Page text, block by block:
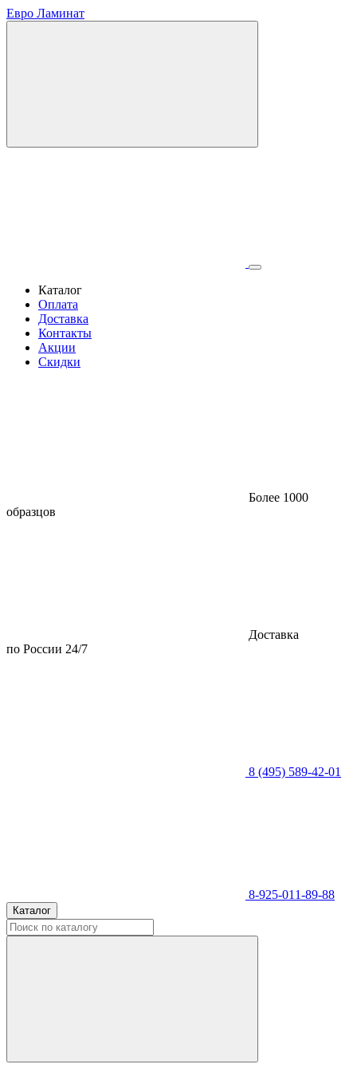
Евро Ламинат
Каталог
Оплата
Доставка
Контакты
Акции
Скидки
Более 1000
образцов
Доставка
по России 24/7
8 (495) 589-42-01
8-925-011-89-88
Каталог